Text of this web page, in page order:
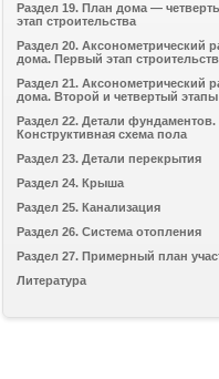
Раздел 19. План дома —
этап строительства
Раздел 20. Аксонометрический
дома. Первый этап
Раздел 21. Аксонометрический
дома. Второй и четвертый этапы
Раздел 22. Детали фундаментов.
Конструктивная схема пола
Раздел 23. Детали перекрытия
Раздел 24. Крыша
Раздел 25. Канализация
Раздел 26. Система отопления
Раздел 27. Примерный план
Литература